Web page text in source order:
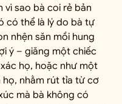
vì sao bà coi rẻ bản
có thể là lý do bà tự
nhện săn mồi hung
ý – giăng một chiếc
họ, hoặc như một
họ, nhằm rút tỉa từ cơ
mà bà không có